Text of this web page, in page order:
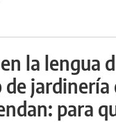
la lengua
de jardinería
para